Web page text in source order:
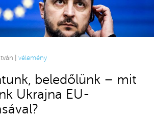
| vélemény
beledőlünk – mit
Ukrajna EU-